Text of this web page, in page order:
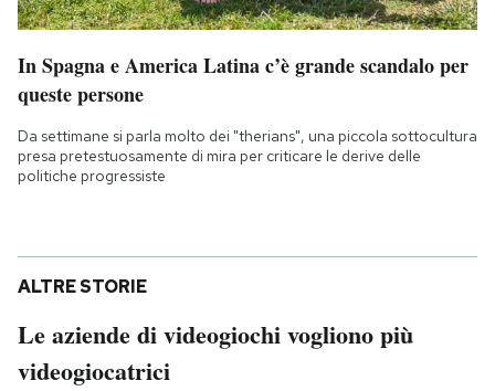
In Spagna e America Latina c’è grande scandalo per
queste persone
Da settimane si parla molto dei "therians", una piccola sottocultura
presa pretestuosamente di mira per criticare le derive delle
politiche progressiste
ALTRE STORIE
Le aziende di videogiochi vogliono più
videogiocatrici